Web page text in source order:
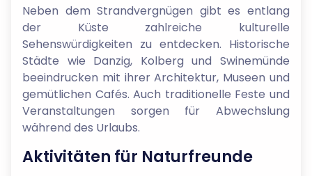
Neben dem Strandvergnügen gibt es entlang
der Küste zahlreiche kulturelle
Sehenswürdigkeiten zu entdecken. Historische
Städte wie Danzig, Kolberg und Swinemünde
beeindrucken mit ihrer Architektur, Museen und
gemütlichen Cafés. Auch traditionelle Feste und
Veranstaltungen sorgen für Abwechslung
während des Urlaubs.
Aktivitäten für Naturfreunde